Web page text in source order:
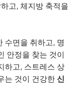
고, 체지방 축적을
수면을 취하고, 명
안정을 찾는 것이
하고, 스트레스 상
는 것이 건강한 신